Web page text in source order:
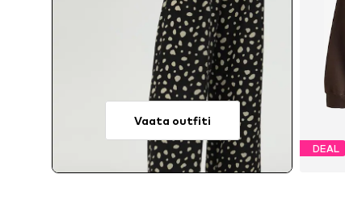
Vaata outfiti
DEAL